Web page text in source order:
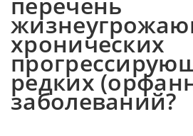
хронических
редких
заболеваний?